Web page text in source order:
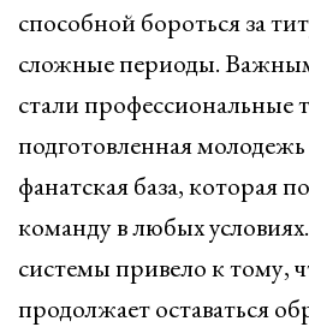
способной бороться за
сложные периоды.
стали профессиональные
подготовленная
фанатская база, которая
команду в любых
системы привело к тому,
продолжает оставаться